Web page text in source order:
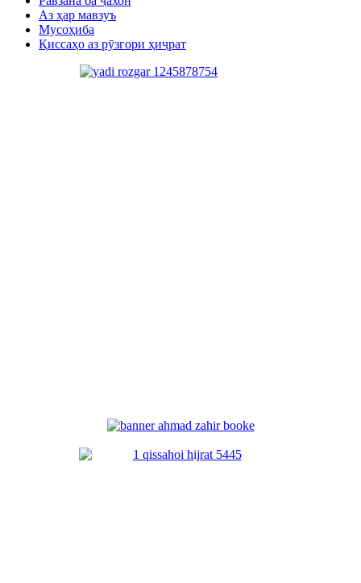
Аз ҳар мавзуъ
Мусоҳиба
Қиссаҳо аз рӯзгори ҳиҷрат